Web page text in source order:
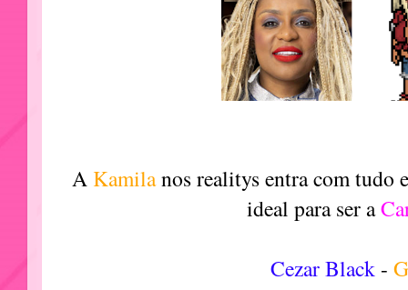
AKamilanos realitys entra com tudo
ideal para ser a
Cezar Black -